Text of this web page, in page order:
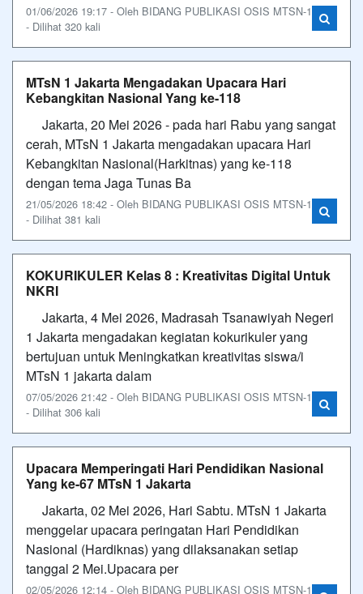
01/06/2026 19:17 - Oleh BIDANG PUBLIKASI OSIS MTSN-1
- Dilihat 320 kali
MTsN 1 Jakarta Mengadakan Upacara Hari
Kebangkitan Nasional Yang ke-118
Jakarta, 20 Mei 2026 - pada hari Rabu yang sangat
cerah, MTsN 1 Jakarta mengadakan upacara Hari
Kebangkitan Nasional(Harkitnas) yang ke-118
dengan tema Jaga Tunas Ba
21/05/2026 18:42 - Oleh BIDANG PUBLIKASI OSIS MTSN-1
- Dilihat 381 kali
KOKURIKULER Kelas 8 : Kreativitas Digital Untuk
NKRI
Jakarta, 4 Mei 2026, Madrasah Tsanawiyah Negeri
1 Jakarta mengadakan kegiatan kokurikuler yang
bertujuan untuk Meningkatkan kreativitas siswa/i
MTsN 1 jakarta dalam
07/05/2026 21:42 - Oleh BIDANG PUBLIKASI OSIS MTSN-1
- Dilihat 306 kali
Upacara Memperingati Hari Pendidikan Nasional
Yang ke-67 MTsN 1 Jakarta
Jakarta, 02 Mei 2026, Hari Sabtu. MTsN 1 Jakarta
menggelar upacara peringatan Hari Pendidikan
Nasional (Hardiknas) yang dilaksanakan setiap
tanggal 2 Mei.Upacara per
02/05/2026 12:14 - Oleh BIDANG PUBLIKASI OSIS MTSN-1